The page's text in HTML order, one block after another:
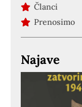
Članci
Prenosimo
Najave